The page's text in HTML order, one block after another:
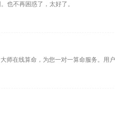
也不再困惑了，太好了。
师在线算命，为您一对一算命服务。用